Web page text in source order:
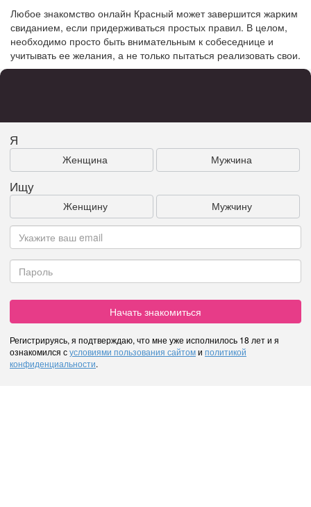
Любое знакомство онлайн Красный может завершится жарким
свиданием, если придерживаться простых правил. В целом,
необходимо просто быть внимательным к собеседнице и
учитывать ее желания, а не только пытаться реализовать свои.
Я
Женщина Мужчина
Ищу
Женщину Мужчину
Начать знакомиться
Регистрируясь, я подтверждаю, что мне уже исполнилось 18 лет и я
ознакомился сусловиями пользования сайтоми политикой
конфиденциальности.